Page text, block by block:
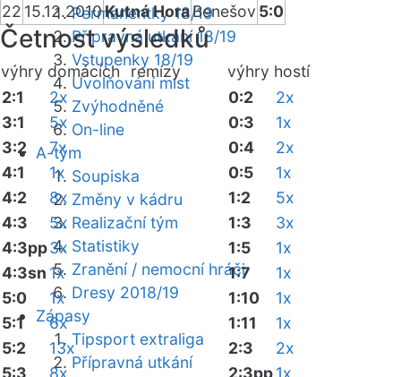
Permanentky 18/19
Přípravná utkání 18/19
Vstupenky 18/19
Uvolňování míst
Zvýhodněné
On-line
A-tým
Soupiska
Změny v kádru
Realizační tým
Statistiky
Zranění / nemocní hráči
Dresy 2018/19
Zápasy
Tipsport extraliga
Přípravná utkání
22 15.12.2010Kutná HoraBenešov 5:0
Četnost výsledků
výhry domácích remízy výhry hostí
2:1
2x
3:1
5x
3:2
7x
4:1
1x
4:2
8x
4:3
5x
4:3pp3x
4:3sn 1x
5:0
1x
5:1
6x
5:2
13x
5:3
8x
0:2
2x
0:3
1x
0:4
2x
0:5
1x
1:2
5x
1:3
3x
1:5
1x
1:7
1x
1:10
1x
1:11
1x
2:3
2x
2:3pp1x